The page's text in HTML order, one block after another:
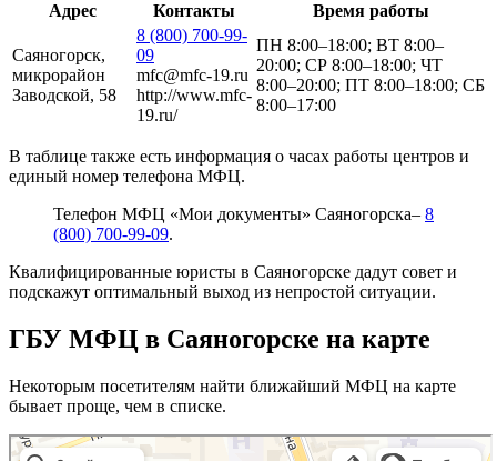
Адрес Контакты Время работы
Саяногорск,
микрорайон
Заводской, 58
8 (800) 700-99-
09
mfc@mfc-19.ru
http://www.mfc-
19.ru/
ПН 8:00–18:00; ВТ 8:00–
20:00; СР 8:00–18:00; ЧТ
8:00–20:00; ПТ 8:00–18:00; СБ
8:00–17:00
В таблице также есть информация о часах работы центров и
единый номер телефона МФЦ.
Телефон МФЦ «Мои документы» Саяногорска– 8
(800) 700-99-09.
Квалифицированные юристы в Саяногорске дадут совет и
подскажут оптимальный выход из непростой ситуации.
ГБУ МФЦ в Саяногорске на карте
Некоторым посетителям найти ближайший МФЦ на карте
бывает проще, чем в списке.